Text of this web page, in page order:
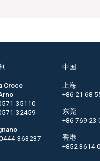
Croce
35110
32459
363237
中国
上海
+86 21 68
东莞
+86 769 23
香港
+852 3614